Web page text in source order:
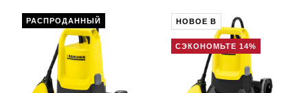
РАСПРОДАННЫЙ НОВОЕ В
СЭКОНОМЬТЕ 14%